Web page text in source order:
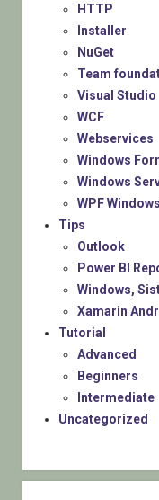
HTTP
Installer
NuGet
Team
Visual Studio
WCF
Webservices
Windows
Windows
WPF
Tips
Outlook
Power BI
Windows,
Xamarin
Tutorial
Advanced
Beginners
Intermediate
Uncategorized